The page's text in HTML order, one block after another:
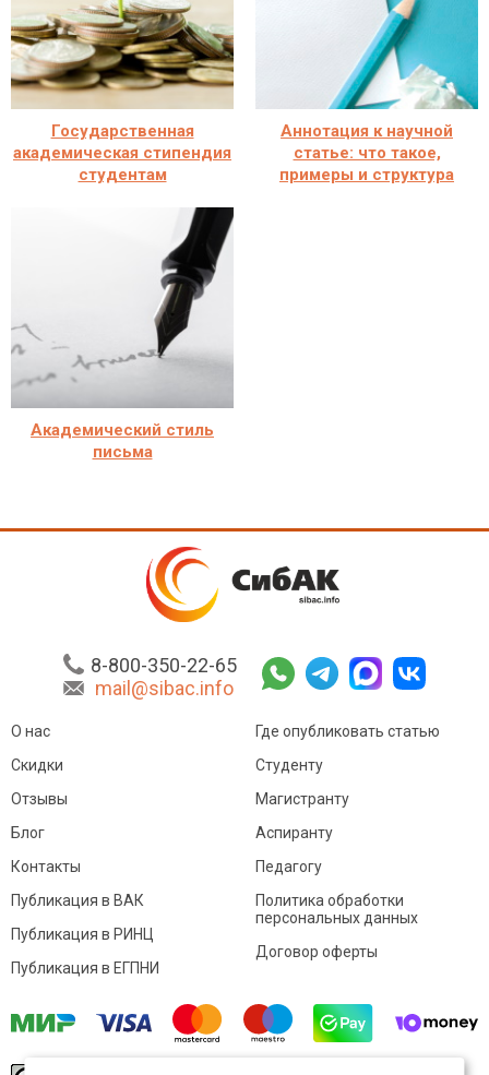
Государственная
академическая стипендия
студентам
Аннотация к научной
статье: что такое,
примеры и структура
Академический стиль
письма
8-800-350-22-65
mail@sibac.info
О нас
Скидки
Отзывы
Блог
Контакты
Где опубликовать статью
Студенту
Магистранту
Аспиранту
Педагогу
Публикация в ВАК
Публикация в РИНЦ
Публикация в ЕГПНИ
Политика обработки
персональных данных
Договор оферты